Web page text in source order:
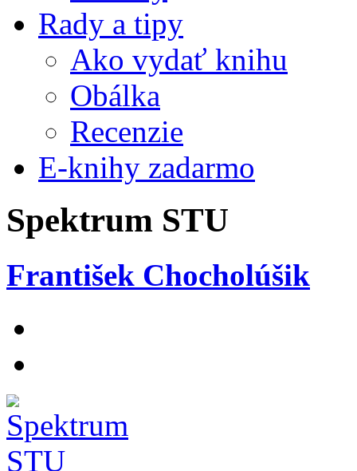
Rady a tipy
Ako vydať knihu
Obálka
Recenzie
E-knihy zadarmo
Spektrum STU
František Chocholúšik